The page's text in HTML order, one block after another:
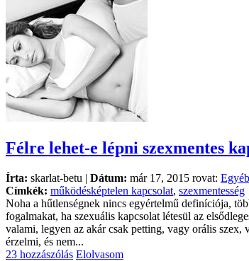
Félre lehet-e lépni szexmentes
Írta: skarlat-betu | Dátum: már 17, 2015 rovat: Egyéb
Címkék: működésképtelen kapcsolat, szexmentesség
Noha a hűtlenségnek nincs egyértelmű definíciója,
fogalmakat, ha szexuális kapcsolat létesül az
valami, legyen az akár csak petting, vagy orális
érzelmi, és nem...
23 hozzászólás Elolvasom